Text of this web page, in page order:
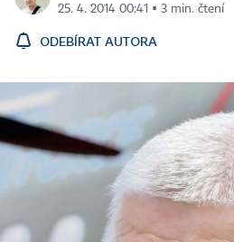
25. 4. 2014 00:41 ▪ 3 min. čtení
ODEBÍRAT AUTORA